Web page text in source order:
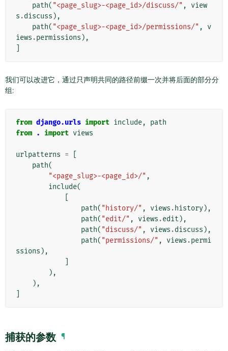
path( "<page_slug>-<page_id>/discuss/" ,
view
s .discuss ),
path( "<page_slug>-<page_id>/permissions/" ,
v
iews .permissions ),
我们可以改进它，通过只声明共同的路径前缀一次并将后面的部分分
组:
from django.urls import include,
path
from . import views
urlpatterns =
path(
"<page_slug>-<page_id>/" ,
include(
path( "history/" , views . history),
path( "edit/" , views .edit ),
path( "discuss/" , views .discuss ),
path( "permissions/" , views .permi
ssions ),
),
),
捕获的参数 ¶